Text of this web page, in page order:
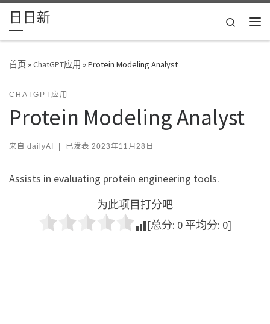
Skip to content
日日新
Search
首页»ChatGPT应用 »Protein Modeling Analyst
CHATGPT应用
Protein Modeling Analyst
来自 dailyAI | 已发表 2023年11月28日
Assists in evaluating protein engineering tools.
为此项目打分吧
[总分: 0 平均分: 0]